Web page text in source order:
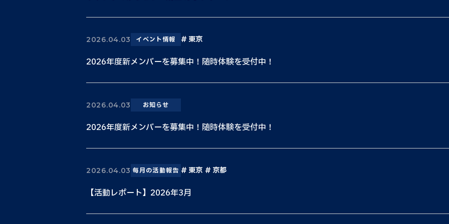
2026.04.03 イベント情報 東京
2026年度新メンバーを募集中！随時体験を受付中！
2026.04.03 お知らせ
2026年度新メンバーを募集中！随時体験を受付中！
2026.04.03 毎月の活動報告 東京 京都
【活動レポート】2026年3月